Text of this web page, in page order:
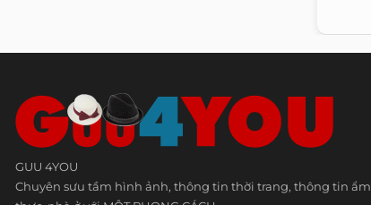
GUU 4YOU
Chuyên sưu tầm hình ảnh, thông tin thời trang, thông tin ẩm